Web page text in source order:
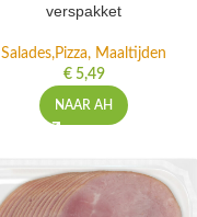
verspakket
Salades,Pizza, Maaltijden
€5,49
NAAR AH